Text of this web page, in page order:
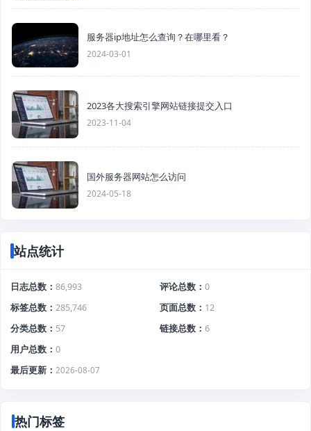
服务器ip地址怎么查询？在哪里看？
2024-03-01
2023各大搜索引擎网站链接提交入口
2023-11-04
国外服务器网站怎么访问
2024-05-18
站点统计
日志总数 86,993 评论总数
0
标签总数
285,746 页面总数
12
分类总数
57 链接总数
6
用户总数
0
最后更新
2026-08-07
热门标签